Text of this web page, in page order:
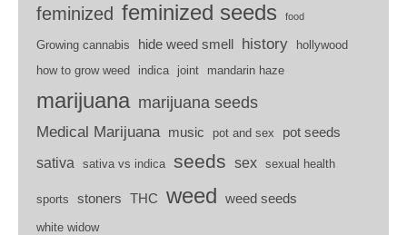
feminized feminized seeds food
Growing cannabis hide weed smell history
hollywood
how to grow weed
indica joint mandarin haze
marijuana marijuana seeds
Medical Marijuana
music pot and sex pot seeds
sativa sativa vs indica seeds sex sexual health
sports stoners THC weed weed seeds
white widow